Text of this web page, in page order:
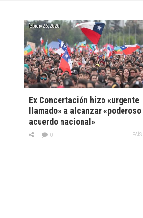
febrero 26, 2020
Ex Concertación hizo «urgente
llamado» a alcanzar «poderoso
acuerdo nacional»
PAÍS
0